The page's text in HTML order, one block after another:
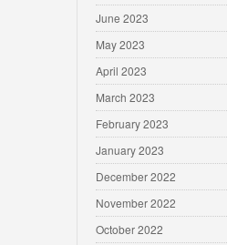
June 2023
May 2023
April 2023
March 2023
February 2023
January 2023
December 2022
November 2022
October 2022